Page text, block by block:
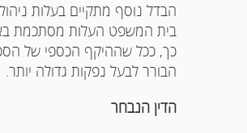
הבדל נוסף מתקיים בעלות
בית המשפט העלות מסתכמת
כך, ככל שההיקף הכספי של
הבורר לבעל נפקות גדולה יותר.
הדין הנבחר